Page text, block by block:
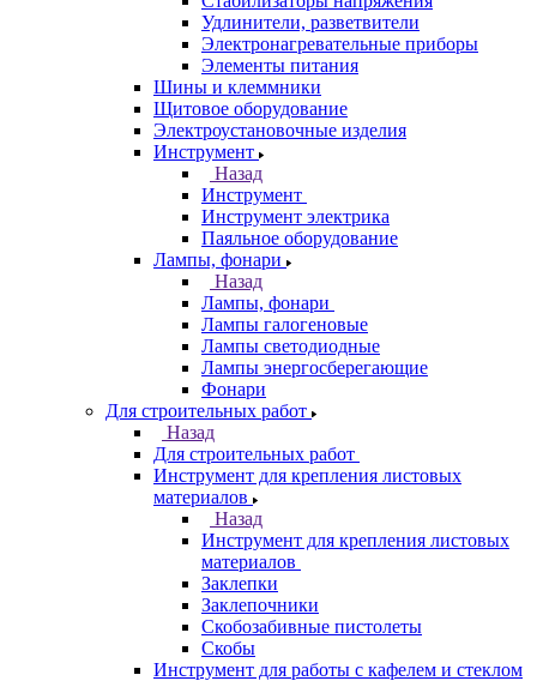
Удлинители, разветвители
Электронагревательные приборы
Элементы питания
Шины и клеммники
Щитовое оборудование
Электроустановочные изделия
Инструмент
Назад
Инструмент
Инструмент электрика
Паяльное оборудование
Лампы, фонари
Назад
Лампы, фонари
Лампы галогеновые
Лампы светодиодные
Лампы энергосберегающие
Фонари
Для строительных работ
Назад
Для строительных работ
Инструмент для крепления листовых
материалов
Назад
Инструмент для крепления листовых
материалов
Заклепки
Заклепочники
Скобозабивные пистолеты
Скобы
Инструмент для работы с кафелем и стеклом